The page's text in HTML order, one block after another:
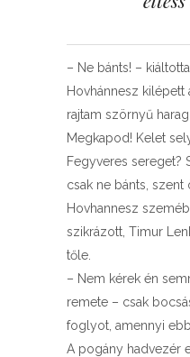
– Ne bánts! –
Hovhánnesz kilépett
rajtam szörnyű
Megkapod! Kelet
Fegyveres sereget?
csak ne bánts, szent
Hovhannesz
szikrázott, Timur
tőle.
– Nem kérek én
remete – csak
foglyot, amennyi
A pogány hadvezér